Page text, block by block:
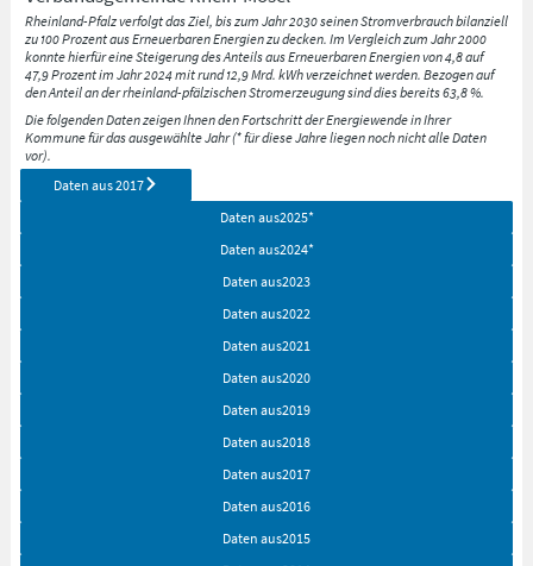
Rheinland-Pfalz verfolgt das Ziel, bis zum Jahr 2030 seinen Stromverbrauch bilanziell
zu 100 Prozent aus Erneuerbaren Energien zu decken. Im Vergleich zum Jahr 2000
konnte hierfür eine Steigerung des Anteils aus Erneuerbaren Energien von 4,8 auf
47,9 Prozent im Jahr 2024 mit rund 12,9 Mrd. kWh verzeichnet werden. Bezogen auf
den Anteil an der rheinland-pfälzischen Stromerzeugung sind dies bereits 63,8 %.
Die folgenden Daten zeigen Ihnen den Fortschritt der Energiewende in Ihrer
Kommune für das ausgewählte Jahr (* für diese Jahre liegen noch nicht alle Daten
vor).
Daten aus2017
Daten aus2025*
Daten aus2024*
Daten aus2023
Daten aus2022
Daten aus2021
Daten aus2020
Daten aus2019
Daten aus2018
Daten aus2017
Daten aus2016
Daten aus2015